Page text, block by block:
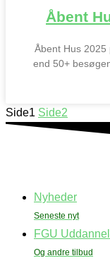
Åbent
Åbent Hus
end 50+
Side1 Side2
Nyheder
FGU